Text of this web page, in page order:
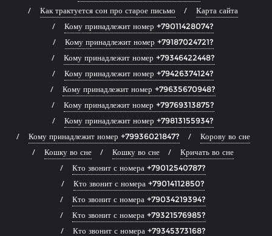
Как трактуется сон про старое письмо
Карта сайта
Кому принадлежит номер +79011428074?
Кому принадлежит номер +79187024721?
Кому принадлежит номер +79346422448?
Кому принадлежит номер +79426374124?
Кому принадлежит номер +79635670948?
Кому принадлежит номер +79769313875?
Кому принадлежит номер +79813155934?
Кому принадлежит номер +79936021847?
Корову во сне
Кошку во сне
Кошку во сне
Кричать во сне
Кто звонит с номера +79012540787?
Кто звонит с номера +79014112850?
Кто звонит с номера +79034219394?
Кто звонит с номера +79321576985?
Кто звонит с номера +79345373168?